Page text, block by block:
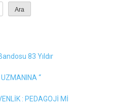
Ara
83 Yıldır
UZMANINA “
: PEDAGOJİ Mİ